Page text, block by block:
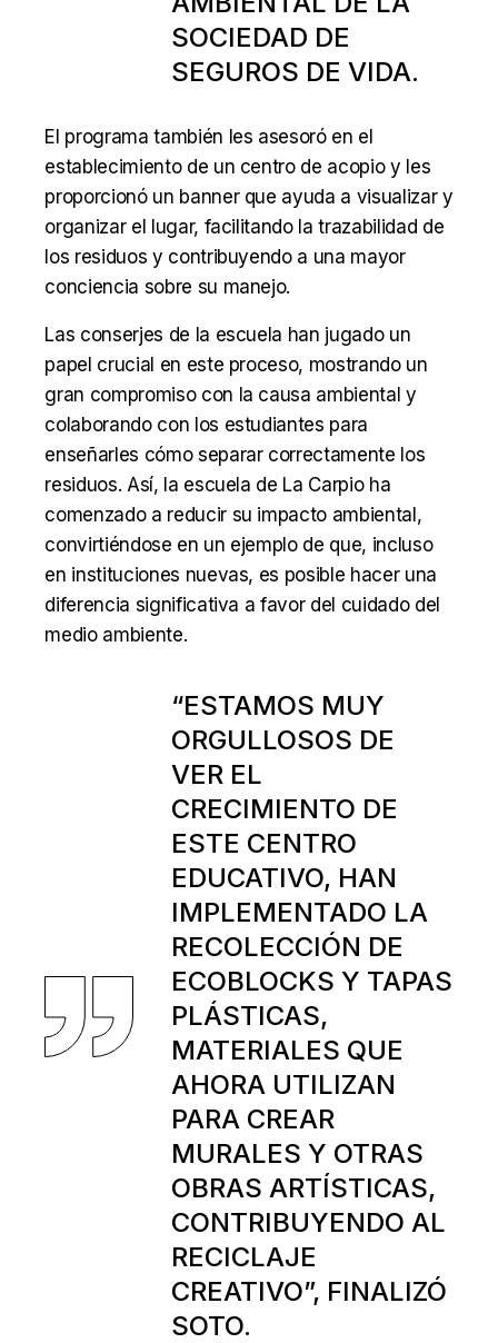
SOCIEDAD DE
SEGUROS DE VIDA.
El programa también les asesoró en el
establecimiento de un centro de acopio y les
proporcionó un banner que ayuda a visualizar y
organizar el lugar, facilitando la trazabilidad de
los residuos y contribuyendo a una mayor
conciencia sobre su manejo.
Las conserjes de la escuela han jugado un
papel crucial en este proceso, mostrando un
gran compromiso con la causa ambiental y
colaborando con los estudiantes para
enseñarles cómo separar correctamente los
residuos. Así, la escuela de La Carpio ha
comenzado a reducir su impacto ambiental,
convirtiéndose en un ejemplo de que, incluso
en instituciones nuevas, es posible hacer una
diferencia significativa a favor del cuidado del
medio ambiente.
“ESTAMOS MUY
ORGULLOSOS DE
VER EL
CRECIMIENTO DE
ESTE CENTRO
EDUCATIVO, HAN
IMPLEMENTADO LA
RECOLECCIÓN DE
ECOBLOCKS Y TAPAS
PLÁSTICAS,
MATERIALES QUE
AHORA UTILIZAN
PARA CREAR
MURALES Y OTRAS
OBRAS ARTÍSTICAS,
CONTRIBUYENDO AL
RECICLAJE
CREATIVO”, FINALIZÓ
SOTO.